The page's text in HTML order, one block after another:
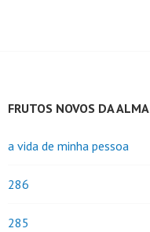
FRUTOS NOVOS DA ALMA
a vida de minha pessoa
286
285